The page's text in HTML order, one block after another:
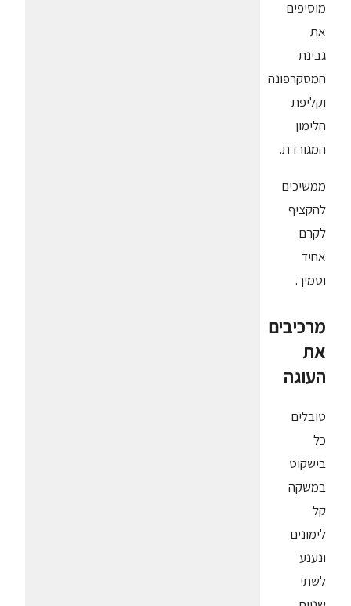
מוסיפים
את
גבינת
המסקרפונה
וקליפת
הלימון
המגורדת.
ממשיכים
להקציף
לקרם
אחיד
וסמיך.
מרכיבים
את
העוגה
טובלים
כל
בישקוט
במשקה
קל
לימונים
ונענע
לשתי